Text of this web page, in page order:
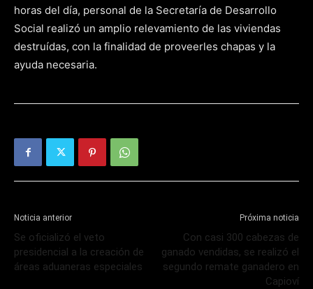
horas del día, personal de la Secretaría de Desarrollo
Social realizó un amplio relevamiento de las viviendas
destruídas, con la finalidad de proveerles chapas y la
ayuda necesaria.
Noticia anterior
Se oficializó el veto
presidencial a la creación de
áreas aduaneras especiales
Próxima noticia
Con casi 300 cabezas de
ganado vendidas, se realizó el
segundo remate ganadero en
Capioví